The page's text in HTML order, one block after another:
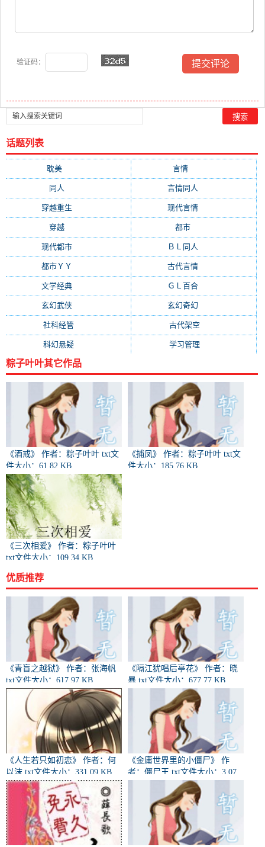
验证码：
话题列表
耽美 言情
同人 言情同人
穿越重生 现代言情(6218)
穿越(4547) 都市(4380)
现代都市(3471) ＢＬ同人
都市ＹＹ 古代言情(2004)
文学经典(1403) ＧＬ百合(1345)
玄幻武侠(1307) 玄幻奇幻
社科经管 古代架空
科幻悬疑 学习管理
粽子叶叶其它作品
《酒戒》 作者：粽子叶叶 txt文
件大小：61.82 KB
《捕凤》 作者：粽子叶叶 txt文
件大小：185.76 KB
《三次相爱》 作者：粽子叶叶
txt文件大小：109.34 KB
优质推荐
《青盲之越狱》 作者：张海帆
txt文件大小：617.97 KB
《隔江犹唱后亭花》 作者：晓
暴 txt文件大小：677.77 KB
《人生若只如初恋》 作者：何
以沫 txt文件大小：331.09 KB
《金庸世界里的小僵尸》 作
者：僵尸王 txt文件大小：3.07
MB